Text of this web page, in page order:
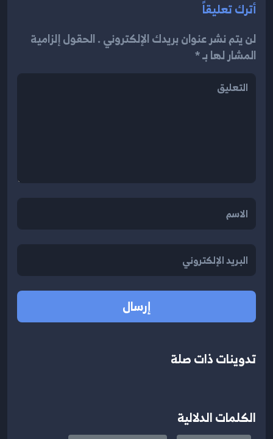
أترك تعليقاً
لن يتم نشر عنوان بريدك الإلكتروني . الحقول إلزامية
المشار لها بـ *
إرسال
تدوينات ذات صلة
الكلمات الدلالية